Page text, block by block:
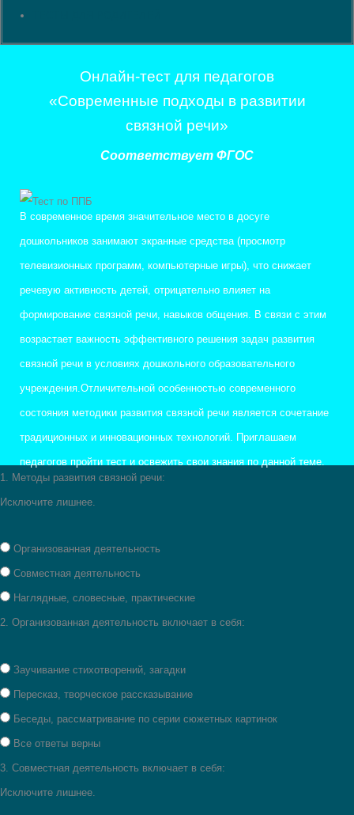
Онлайн-тест для педагогов
«Современные подходы в развитии
связной речи»
Соответствует ФГОС
В современное время значительное место в досуге
дошкольников занимают экранные средства (просмотр
телевизионных программ, компьютерные игры), что снижает
речевую активность детей, отрицательно влияет на
формирование связной речи, навыков общения. В связи с этим
возрастает важность эффективного решения задач развития
связной речи в условиях дошкольного образовательного
учреждения.Отличительной особенностью современного
состояния методики развития связной речи является сочетание
традиционных и инновационных технологий. Приглашаем
педагогов пройти тест и освежить свои знания по данной теме.
1.
Методы развития связной речи:
Исключите лишнее.
Организованная деятельность
Совместная деятельность
Наглядные, словесные, практические
2. Организованная деятельность включает в себя:
Заучивание стихотворений, загадки
Пересказ, творческое рассказывание
Беседы, рассматривание по серии сюжетных картинок
Все ответы верны
3. Совместная деятельность включает в себя:
Исключите лишнее.